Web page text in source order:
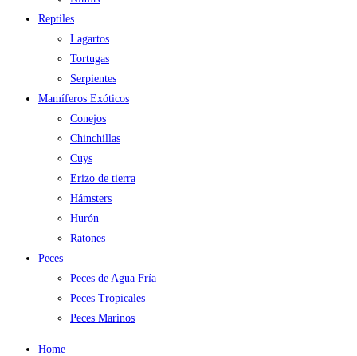
Reptiles
Lagartos
Tortugas
Serpientes
Mamíferos Exóticos
Conejos
Chinchillas
Cuys
Erizo de tierra
Hámsters
Hurón
Ratones
Peces
Peces de Agua Fría
Peces Tropicales
Peces Marinos
Home